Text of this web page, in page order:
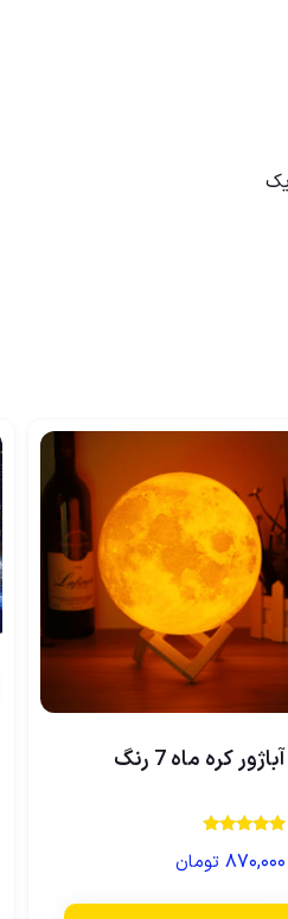
آباژور کره ماه 7 رنگ
5.00
۸۷۰,۰۰۰ تومان